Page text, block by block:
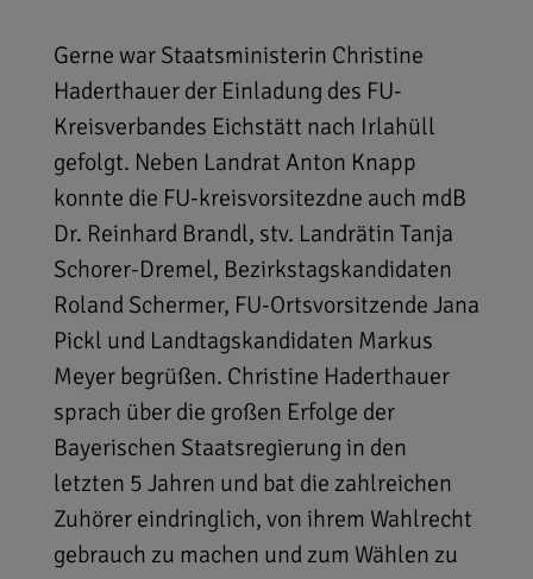
Gerne war Staatsministerin Christine
Haderthauer der Einladung des FU-
Kreisverbandes Eichstätt nach Irlahüll
gefolgt. Neben Landrat Anton Knapp
konnte die FU-kreisvorsitezdne auch mdB
Dr. Reinhard Brandl, stv. Landrätin Tanja
Schorer-Dremel, Bezirkstagskandidaten
Roland Schermer, FU-Ortsvorsitzende Jana
Pickl und Landtagskandidaten Markus
Meyer begrüßen. Christine Haderthauer
sprach über die großen Erfolge der
Bayerischen Staatsregierung in den
letzten 5 Jahren und bat die zahlreichen
Zuhörer eindringlich, von ihrem Wahlrecht
gebrauch zu machen und zum Wählen zu